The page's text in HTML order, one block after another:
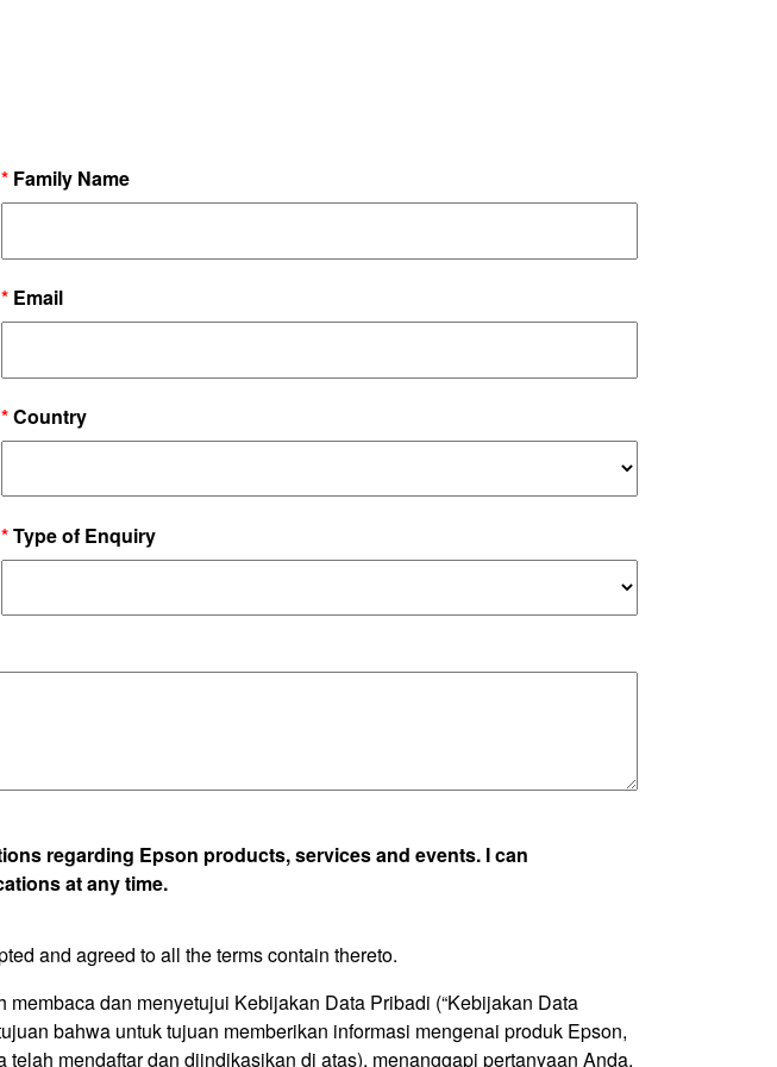
* Family Name
* Email
*Country
*Type of Enquiry
regarding Epson products, services and events. I can
at any time.
and agreed to all the terms contain thereto.
dan menyetujui Kebijakan Data Pribadi (“Kebijakan Data
bahwa untuk tujuan memberikan informasi mengenai produk Epson,
mendaftar dan diindikasikan di atas), menanggapi pertanyaan Anda,